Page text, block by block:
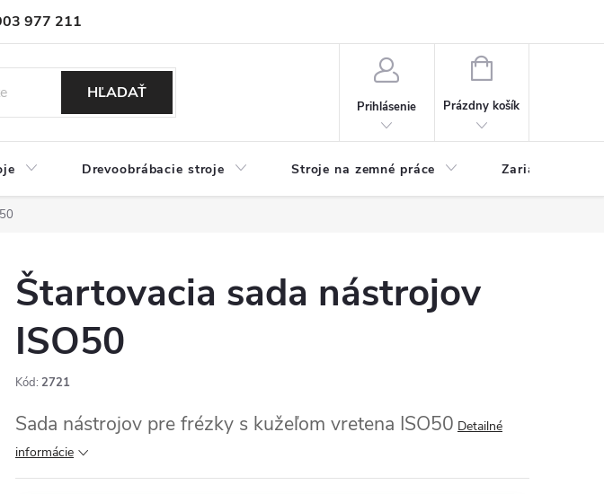
977 211
údajov
HĽADAŤ
Prihlásenie
NÁKUPNÝ
Prázdny košík
Drevoobrábacie stroje Stroje na zemné práce Zariadenia na
Štartovacia sada nástrojov
ISO50
Kód: 2721
Sada nástrojov pre frézky s kužeľom vretena ISO50 Detailné
informácie